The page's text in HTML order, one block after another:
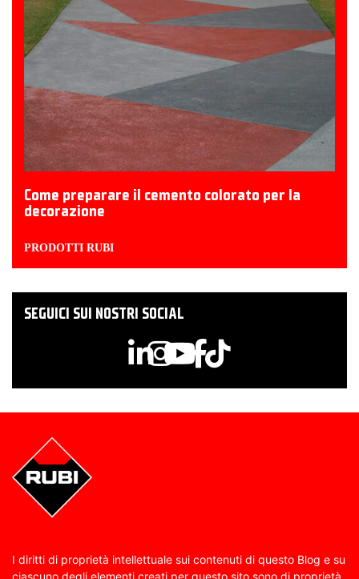
Come preparare il cemento colorato per la
decorazione
PRODOTTI RUBI
SEGUICI SUI NOSTRI SOCIAL
I diritti di proprietà intellettuale sui contenuti di questo Blog e su
ciascuno degli elementi creati per questo sito sono di proprietà